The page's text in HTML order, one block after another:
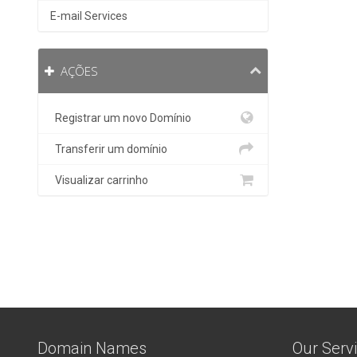
E-mail Services
AÇÕES
Registrar um novo Domínio
Transferir um domínio
Visualizar carrinho
Domain Names Our